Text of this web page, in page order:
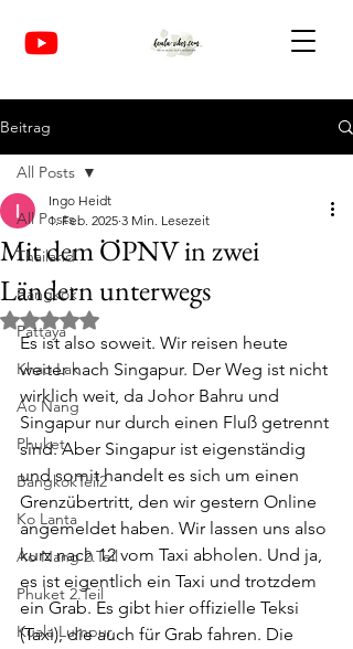
Beitrag
All Posts
Thailand
Bangkok
Pattaya
Khao Lak
Ao Nang
Phuket
BangkokTeil2
Ko Lanta
Ao Nang 2.Teil
Phuket 2.Teil
Kuala Lumpur
All Posts
Mit dem ÖPNV in zwei
Ländern unterwegs
Ingo Heidt
1. Feb. 2025 3 Min. Lesezeit
Mit NaN von 5 Sternen bewertet.
Es ist also soweit. Wir reisen heute
weiter nach Singapur. Der Weg ist nicht
wirklich weit, da Johor Bahru und
Singapur nur durch einen Fluß getrennt
sind. Aber Singapur ist eigenständig
und somit handelt es sich um einen
Grenzübertritt, den wir gestern Online
angemeldet haben. Wir lassen uns also
kurz nach 12 vom Taxi abholen. Und ja,
es ist eigentlich ein Taxi und trotzdem
ein Grab. Es gibt hier offizielle Teksi
(Taxi), die auch für Grab fahren. Die